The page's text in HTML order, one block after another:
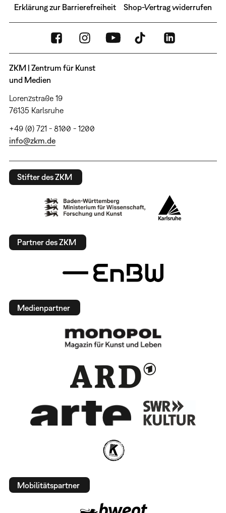
Erklärung zur Barrierefreiheit Shop-Vertrag widerrufen
ZKM | Zentrum für Kunst
und Medien
Lorenzstraße 19
76135 Karlsruhe
+49 (0) 721 - 8100 - 1200
info@zkm.de
Stifter des ZKM
Partner des ZKM
Medienpartner
Mobilitätspartner